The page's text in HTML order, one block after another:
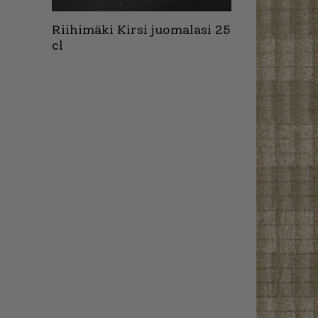
Riihimäki Kirsi juomalasi 25
cl